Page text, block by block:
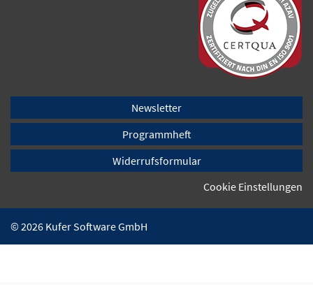
Newsletter
Programmheft
Widerrufsformular
Cookie Einstellungen
© 2026 Kufer Software GmbH